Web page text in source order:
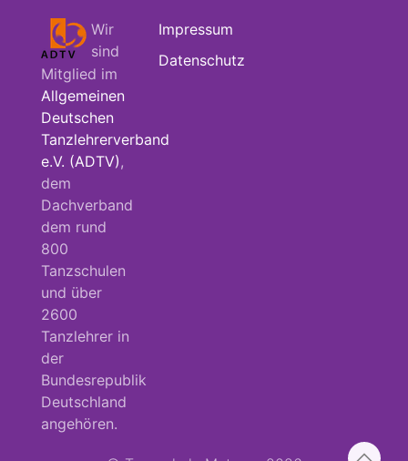
Wir
sind
Mitglied im
Allgemeinen
Deutschen
Tanzlehrerverband
e.V. (ADTV),
dem
Dachverband
dem rund
800
Tanzschulen
und über
2600
Tanzlehrer in
der
Bundesrepublik
Deutschland
angehören.
Impressum
Datenschutz